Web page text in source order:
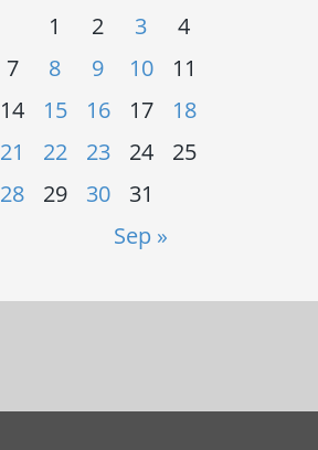
Sep »
1 2 3
4
7 8 9 10
11
14 15 16 17
18
21 22 23 24
25
28 29 30 31